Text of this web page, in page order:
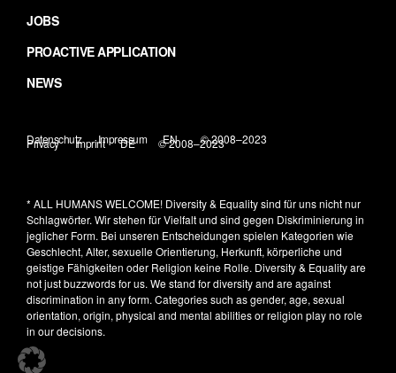
JOBS
PROACTIVE APPLICATION
NEWS
Datenschutz Impressum EN © 2008–2023
Privacy Imprint DE © 2008–2023
* ALL HUMANS WELCOME! Diversity & Equality sind für uns nicht nur
Schlagwörter. Wir stehen für Vielfalt und sind gegen Diskriminierung in
jeglicher Form. Bei unseren Entscheidungen spielen Kategorien wie
Geschlecht, Alter, sexuelle Orientierung, Herkunft, körperliche und
geistige Fähigkeiten oder Religion keine Rolle. Diversity & Equality are
not just buzzwords for us. We stand for diversity and are against
discrimination in any form. Categories such as gender, age, sexual
orientation, origin, physical and mental abilities or religion play no role
in our decisions.